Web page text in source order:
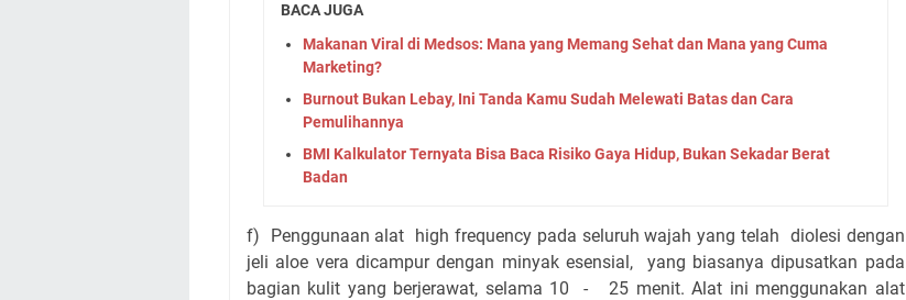
BACA JUGA
Makanan Viral di Medsos: Mana yang Memang Sehat dan Mana yang Cuma
Marketing?
Burnout Bukan Lebay, Ini Tanda Kamu Sudah Melewati Batas dan Cara
Pemulihannya
BMI Kalkulator Ternyata Bisa Baca Risiko Gaya Hidup, Bukan Sekadar Berat
Badan
f) Penggunaan alat high frequency pada seluruh wajah yang telah diolesi dengan
jeli aloe vera dicampur dengan minyak esensial, yang biasanya dipusatkan pada
bagian kulit yang berjerawat, selama 10 - 25 menit. Alat ini menggunakan alat